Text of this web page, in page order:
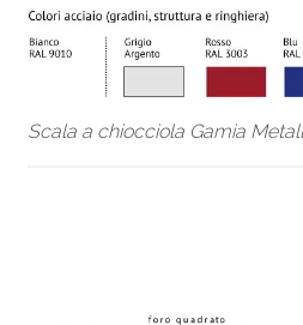
Scala a chiocciola Gamia